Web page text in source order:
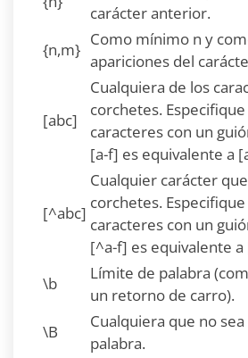
carácter anterior.
{n,m}
Como mínimo n y
apariciones del
[abc]
Cualquiera de los
corchetes.
caracteres con un
[a-f] es equivalente a
[^abc]
Cualquier carácter
corchetes.
caracteres con un
[^a-f] es equivalente
\b
Límite de palabra
un retorno de carro).
\B
Cualquiera que no
palabra.